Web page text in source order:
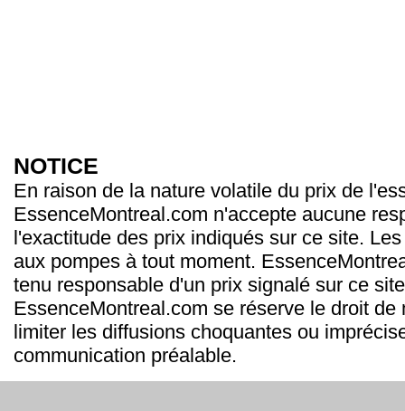
NOTICE
En raison de la nature volatile du prix de
EssenceMontreal.com n'accepte aucune
l'exactitude des prix indiqués sur ce site.
aux pompes à tout moment.
tenu responsable d'un prix signalé sur ce
EssenceMontreal.com se réserve le droit de
limiter les diffusions choquantes ou
communication préalable.